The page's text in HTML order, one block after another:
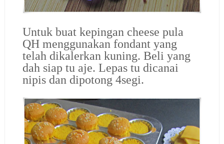
Untuk buat kepingan cheese pula
QH menggunakan fondant yang
telah dikalerkan kuning. Beli yang
dah siap tu aje. Lepas tu dicanai
nipis dan dipotong 4segi.